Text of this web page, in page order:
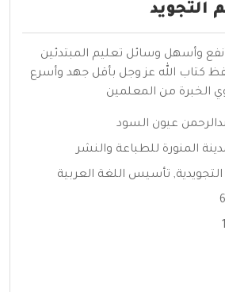
التجويد
أنفع وأسهل وسائل تعليم المبتدئين
كتاب الله عز وجل بأقل جهد وأسرع
الخبرة من المعلمين
عيون السود
المنورة للطباعة والنشر
, تأسيس اللغة العربية